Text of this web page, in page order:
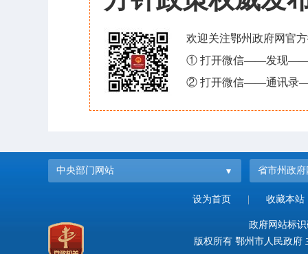
欢迎关注鄂州政府网官
① 打开微信——发现——
② 打开微信——通讯录
中央部门网站 省市州政府
设为首页 收藏本站
政府网站标
版权所有 鄂州市人民政府